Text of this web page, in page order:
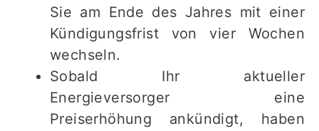
Sie am Ende des Jahres mit einer
Kündigungsfrist von vier Wochen
wechseln.
Sobald Ihr aktueller
Energieversorger eine
Preiserhöhung ankündigt, haben